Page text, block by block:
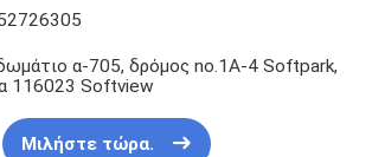
α-705, δρόμος no.1A-4 Softpark,
116023 Softview
Μιλήστε τώρα.